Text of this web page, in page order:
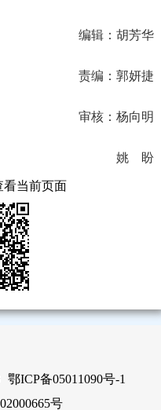
编辑：胡芳华
责编：郭妍捷
审核：杨向明
姚 盼
看当前页面
鄂ICP备05011090号-1
号